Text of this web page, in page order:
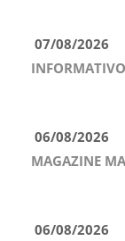
07/08/2026
06/08/2026
MAGAZINE
06/08/2026